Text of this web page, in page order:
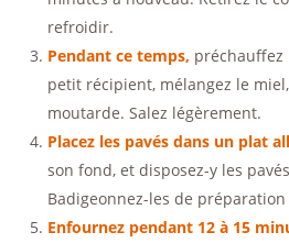
refroidir.
Pendant ce temps, préchauffez
petit récipient, mélangez le
moutarde. Salez légèrement.
Placez les pavés dans un plat
son fond, et disposez-y les
Badigeonnez-les de
Enfournez pendant 12 à 15